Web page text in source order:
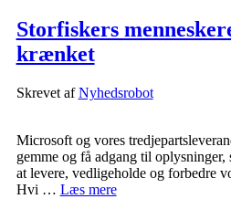
Storfiskers
krænket
Skrevet afNyhedsrobot
Microsoft og vores
gemme og få adgang til oplysninger,
at levere, vedligeholde og forbedre
Hvi … Læs mere